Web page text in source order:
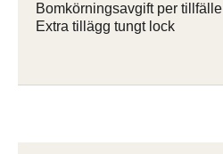
Bomkörningsavgift per tillfälle
Extra tillägg tungt lock